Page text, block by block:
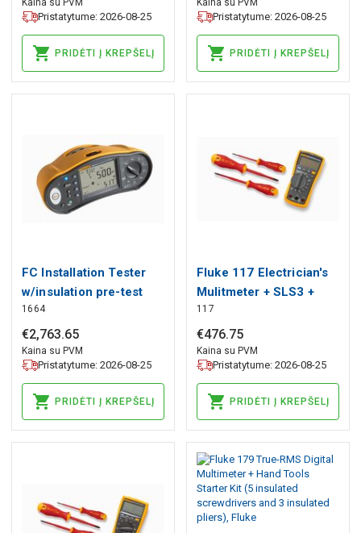
Pristatytume: 2026-08-25
PRIDĖTI Į KREPŠELĮ
Pristatytume: 2026-08-25
PRIDĖTI Į KREPŠELĮ
FC Installation Tester
w/insulation pre-test
Schuko, Fluke
1664
€2,763.65
Kaina su PVM
Pristatytume: 2026-08-25
PRIDĖTI Į KREPŠELĮ
Fluke 117 Electrician's
Mulitmeter + SLS3 +
ISLS5 + IPHS2, Fluke
117
€476.75
Kaina su PVM
Pristatytume: 2026-08-25
PRIDĖTI Į KREPŠELĮ